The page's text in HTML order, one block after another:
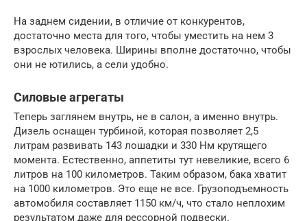
На заднем сидении, в отличие от конкурентов,
достаточно места для того, чтобы уместить на нем 3
взрослых человека. Ширины вполне достаточно, чтобы
они не ютились, а сели удобно.
Силовые агрегаты
Теперь заглянем внутрь, не в салон, а именно внутрь.
Дизель оснащен турбиной, которая позволяет 2,5
литрам развивать 143 лошадки и 330 Нм крутящего
момента. Естественно, аппетиты тут невеликие, всего 6
литров на 100 километров. Таким образом, бака хватит
на 1000 километров. Это еще не все. Грузоподъемность
автомобиля составляет 1150 км/ч, что стало неплохим
результатом даже для рессорной подвески.